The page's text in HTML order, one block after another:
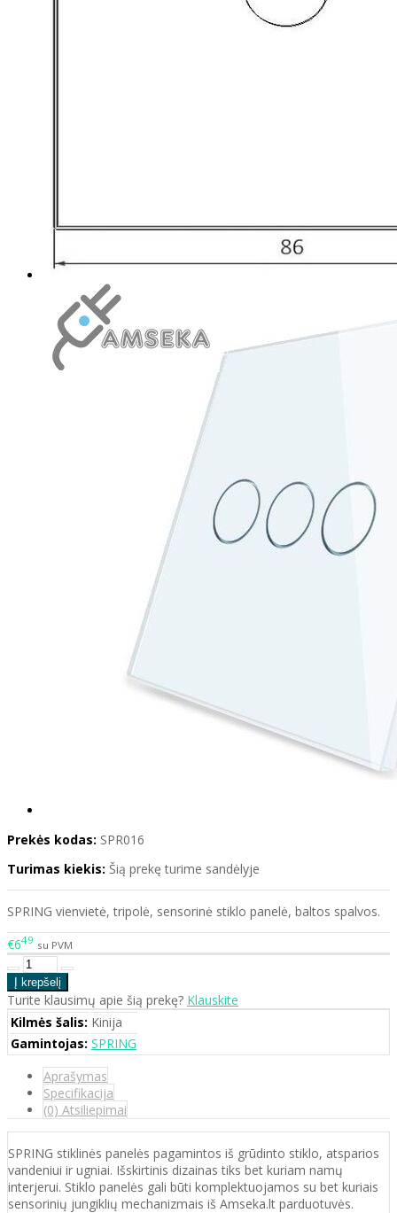
Prekės kodas: SPR016
Turimas kiekis: Šią prekę turime sandėlyje
SPRING vienvietė, tripolė, sensorinė stiklo panelė, baltos spalvos.
€649 su PVM
Turite klausimų apie šią prekę? Klauskite
Kilmės šalis: Kinija
Gamintojas: SPRING
Aprašymas
Specifikacija
(0) Atsiliepimai
SPRING stiklinės panelės pagamintos iš grūdinto stiklo, atsparios
vandeniui ir ugniai. Išskirtinis dizainas tiks bet kuriam namų
interjerui. Stiklo panelės gali būti komplektuojamos su bet kuriais
sensorinių jungiklių mechanizmais iš Amseka.lt parduotuvės.